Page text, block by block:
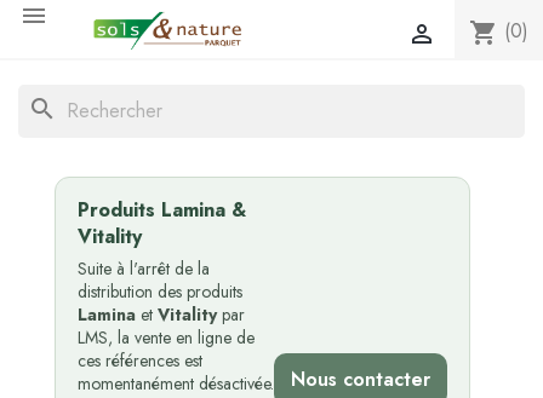

shopping_cart (0)

search
Produits Lamina &
Vitality
Suite à l'arrêt de la
distribution des produits
Lamina et Vitalitypar
LMS, la vente en ligne de
ces références est
momentanément désactivée.
Nous contacter